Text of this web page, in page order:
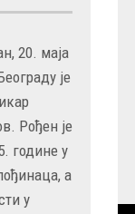
20. маја
је
Рођен је
године у
а
у